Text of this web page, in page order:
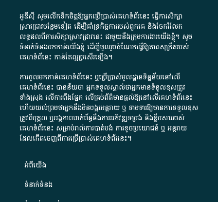
អូឌីស៊ី សូមលើកទឹកចិត្តឱ្យអ្នកប្រើប្រាស់គេហទំព័រនេះ ធ្វើការសិក្សា
ស្រាវជ្រាវបន្ថែមទៀត ដើម្បីគាំទ្រកិច្ចការ​របស់ពួកគេ និងចែករំលែក
លទ្ធផលពីការសិក្សាស្រាវជ្រាវនេះ ជាមួយនឹងក្រុមការងារយើងខ្ញុំ។ សូម
ទំនាក់ទំនងមកកាន់យើងខ្ញុំ ដើម្បីចូលរួមចំណែកធ្វើឱ្យភាពសុក្រឹតរបស់
គេហទំព័នេះ កាន់តែល្អប្រសើរឡើង។
ការចូលមកកាន់គេហទំព័រនេះ ឬប្រើប្រាស់មូលដ្ឋានទិន្នន័យនៅលើ
គេហទំព័រនេះ បានន័យថា អ្នកទទួលស្គាល់ថាអ្នកមានទំនួលខុសត្រូវ
ទាំងស្រុង លើការពឹងផ្អែក លើគ្រប់ព័ត៌មានផ្តល់ឱ្យនៅលើគេហទំព័រនេះ
ហើយយល់ព្រមថាអ្នកនឹងមិនបង្ករអន្តរាយ ឬ ទាមទារ​ឱ្យមានការទទួលខុស​
ត្រូវពីបុគ្គល ឬអង្គភាពពាក់ព័ន្ធនឹងការអភិវឌ្ឍទម្រង់ និងខ្លឹមសាររបស់
គេហទំព័រនេះ សម្រាប់រាល់ការបាត់បង់ ការខូចប្រយោជន៍ ឬ អន្តរាយ
ដែលកើតចេញពីការប្រើប្រាស់គេហទំព័រនេះ។
អំពី​យើង​
ទំនាក់ទំនង